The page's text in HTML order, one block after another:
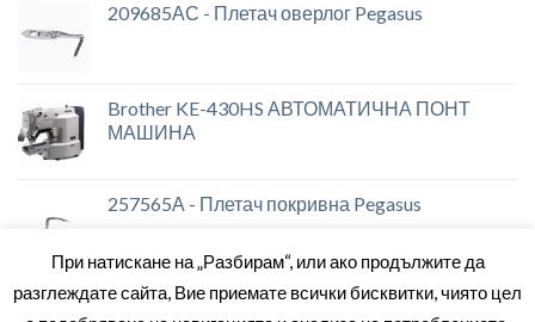
209685АС - Плетач оверлог Pegasus
Brother KE-430HS АВТОМАТИЧНА ПОНТ
МАШИНА
257565А - Плетач покривна Pegasus
При натискане на „Разбирам“, или ако продължите да
разглеждате сайта, Вие приемате всички бисквитки, чиято цел